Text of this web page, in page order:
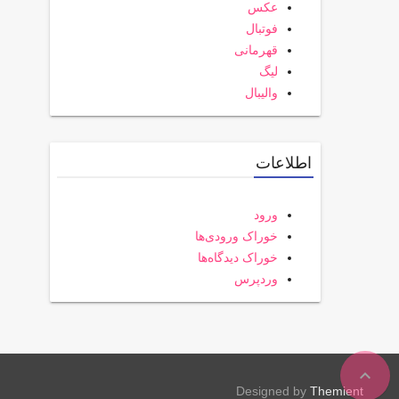
expand_less
عکس
فوتبال
قهرمانی
لیگ
والیبال
اطلاعات
ورود
خوراک ورودی‌ها
خوراک دیدگاه‌ها
وردپرس
Designed by Themient